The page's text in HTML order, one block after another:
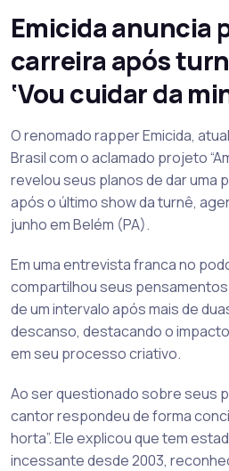
Emicida anuncia
carreira após
‘Vou cuidar da
O renomado rapper Emicida,
Brasil com o aclamado projeto
revelou seus planos de dar uma
após o último show da turnê,
junho em Belém (PA).
Em uma entrevista franca no
compartilhou seus
de um intervalo após mais de
descanso, destacando o
em seu processo criativo.
Ao ser questionado sobre seus
cantor respondeu de forma
horta”. Ele explicou que tem
incessante desde 2003,